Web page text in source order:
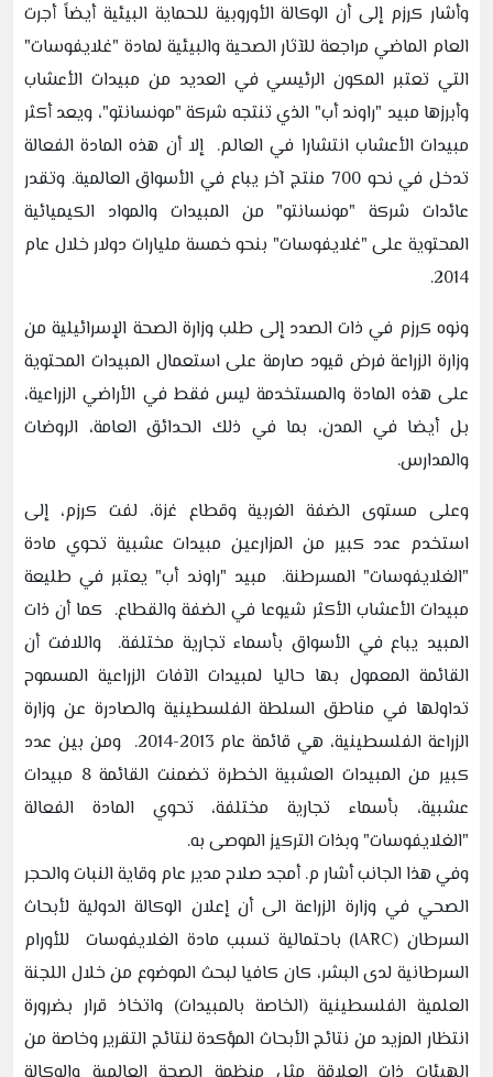
وأشار كرزم إلى أن الوكالة الأوروبية للحماية البيئية أيضاً أجرت
العام الماضي مراجعة للآثار الصحية والبيئية لمادة "غلايفوسات"
التي تعتبر المكون الرئيسي في العديد من مبيدات الأعشاب
وأبرزها مبيد "راوند أب" الذي تنتجه شركة "مونسانتو"، ويعد أكثر
مبيدات الأعشاب انتشارا في العالم. إلا أن هذه المادة الفعالة
تدخل في نحو 700 منتج آخر يباع في الأسواق العالمية. وتقدر
عائدات شركة "مونسانتو" من المبيدات والمواد الكيميائية
المحتوية على "غلايفوسات" بنحو خمسة مليارات دولار خلال عام
2014.
ونوه كرزم في ذات الصدد إلى طلب وزارة الصحة الإسرائيلية من
وزارة الزراعة فرض قيود صارمة على استعمال المبيدات المحتوية
على هذه المادة والمستخدمة ليس فقط في الأراضي الزراعية،
بل أيضا في المدن، بما في ذلك الحدائق العامة، الروضات
والمدارس.
وعلى مستوى الضفة الغربية وقطاع غزة، لفت كرزم، إلى
استخدم عدد كبير من المزارعين مبيدات عشبية تحوي مادة
"الغلايفوسات" المسرطنة. مبيد "راوند أب" يعتبر في طليعة
مبيدات الأعشاب الأكثر شيوعا في الضفة والقطاع. كما أن ذات
المبيد يباع في الأسواق بأسماء تجارية مختلفة. واللافت أن
القائمة المعمول بها حاليا لمبيدات الآفات الزراعية المسموح
تداولها في مناطق السلطة الفلسطينية والصادرة عن وزارة
الزراعة الفلسطينية، هي قائمة عام 2013-2014. ومن بين عدد
كبير من المبيدات العشبية الخطرة تضمنت القائمة 8 مبيدات
عشبية، بأسماء تجارية مختلفة، تحوي المادة الفعالة
"الغلايفوسات" وبذات التركيز الموصى به.
وفي هذا الجانب أشار م. أمجد صلاح مدير عام وقاية النبات والحجر
الصحي في وزارة الزراعة الى أن إعلان الوكالة الدولية لأبحاث
السرطان (IARC) باحتمالية تسبب مادة الغلايفوسات للأورام
السرطانية لدى البشر، كان كافيا لبحث الموضوع من خلال اللجنة
العلمية الفلسطينية (الخاصة بالمبيدات) واتخاذ قرار بضرورة
انتظار المزيد من نتائج الأبحاث المؤكدة لنتائج التقرير وخاصة من